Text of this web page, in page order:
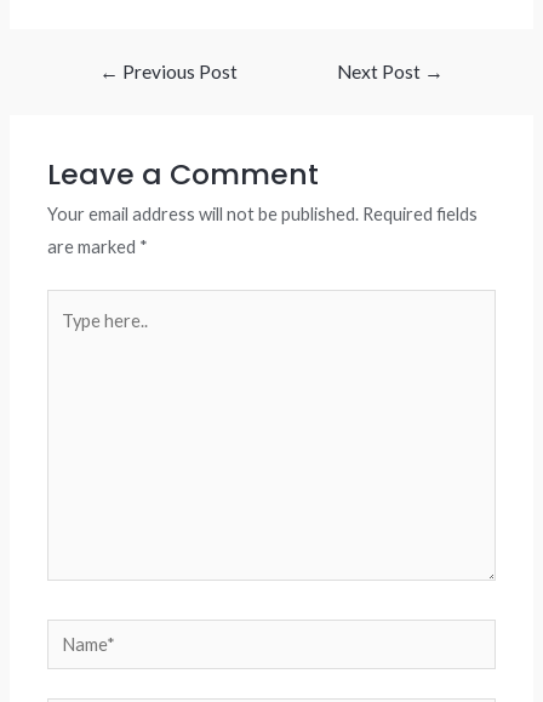
Post← Previous Post Next Post →
Leave a Comment
Your email address will not be published. Required fields
are marked *
here..
Name*